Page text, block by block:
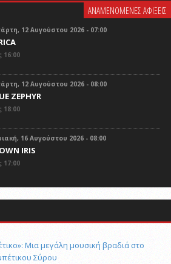
ΑΝΑΜΕΝΟΜΕΝΕΣ ΑΦΙΞΕΙΣ
12 Αυγούστου 2026 - 07:00
16:00
12 Αυγούστου 2026 - 08:00
ZEPHYR
18:00
16 Αυγούστου 2026 - 08:00
IRIS
17:00
Μια μεγάλη μουσική βραδιά στο
Σύρου